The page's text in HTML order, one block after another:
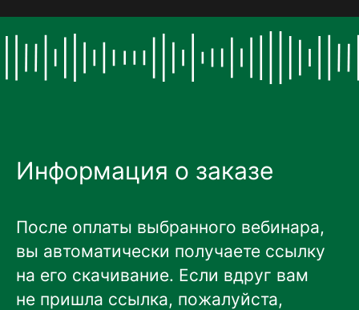
Информация о заказе
После оплаты выбранного вебинара,
вы автоматически получаете ссылку
на его скачивание. Если вдруг вам
не пришла ссылка, пожалуйста,